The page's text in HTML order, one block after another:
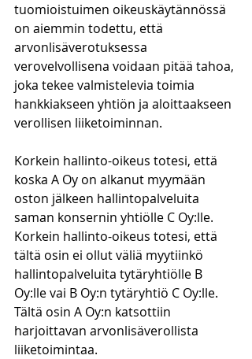
tuomioistuimen oikeuskäytännössä
on aiemmin todettu, että
arvonlisäverotuksessa
verovelvollisena voidaan pitää tahoa,
joka tekee valmistelevia toimia
hankkiakseen yhtiön ja aloittaakseen
verollisen liiketoiminnan.
Korkein hallinto-oikeus totesi, että
koska A Oy on alkanut myymään
oston jälkeen hallintopalveluita
saman konsernin yhtiölle C Oy:lle.
Korkein hallinto-oikeus totesi, että
tältä osin ei ollut väliä myytiinkö
hallintopalveluita tytäryhtiölle B
Oy:lle vai B Oy:n tytäryhtiö C Oy:lle.
Tältä osin A Oy:n katsottiin
harjoittavan arvonlisäverollista
liiketoimintaa.